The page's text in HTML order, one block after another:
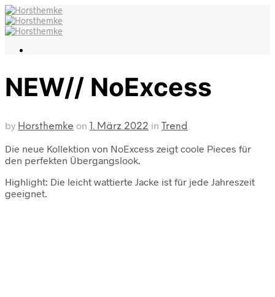
NEW// NoExcess
by Horsthemke on 1. März 2022 in Trend
Die neue Kollektion von NoExcess zeigt coole Pieces für
den perfekten Übergangslook.
Highlight: Die leicht wattierte Jacke ist für jede Jahreszeit
geeignet.